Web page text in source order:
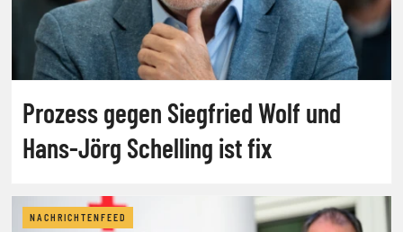
Prozess gegen Siegfried Wolf und
Hans-Jörg Schelling ist fix
NACHRICHTENFEED